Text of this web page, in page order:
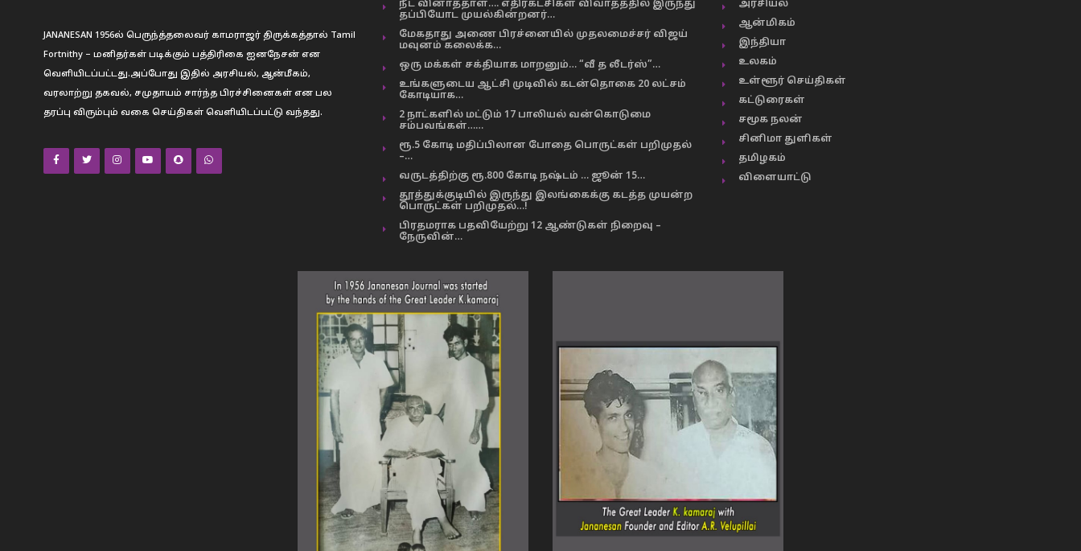
JANANESAN 1956ல் பெருந்த்தலைவர் காமராஜர் திருக்கத்தால் Tamil
Fortnithy – மனிதர்கள் படிக்கும் பத்திரிகை ஐனநேசன் என
வெளியிடப்பட்டது.அப்போது இதில் அரசியல், ஆன்மீகம்,
வரலாற்று தகவல், சமுதாயம் சார்ந்த பிரச்சினைகள் என பல
தரப்பு விரும்பும் வகை செய்திகள் வெளியிடப்பட்டு வந்தது.
நீட் வினாத்தாள்…. எதிர்கட்சிகள் விவாதத்தில் இருந்து
தப்பியோட முயல்கின்றனர்…
மேகதாது அணை பிரச்னையில் முதலமைச்சர் விஜய்
மவுனம் கலைக்க…
ஒரு மக்கள் சக்தியாக மாறனும்… “வீ த லீடர்ஸ்”…
உங்களுடைய ஆட்சி முடிவில் கடன்தொகை 20 லட்சம்
கோடியாக…
2 நாட்களில் மட்டும் 17 பாலியல் வன்கொடுமை
சம்பவங்கள்……
ரூ.5 கோடி மதிப்பிலான போதை பொருட்கள் பறிமுதல்
–…
வருடத்திற்கு ரூ.800 கோடி நஷ்டம் … ஜூன் 15…
தூத்துக்குடியில் இருந்து இலங்கைக்கு கடத்த முயன்ற
பொருட்கள் பறிமுதல்…!
பிரதமராக பதவியேற்று 12 ஆண்டுகள் நிறைவு –
நேருவின்…
அரசியல்
ஆன்மிகம்
இந்தியா
உலகம்
உள்ளூர் செய்திகள்
கட்டுரைகள்
சமூக நலன்
சினிமா துளிகள்
தமிழகம்
விளையாட்டு